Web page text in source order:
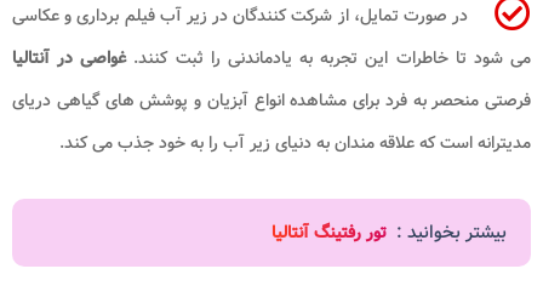
در صورت تمایل، از شرکت کنندگان در زیر آب فیلم برداری و عکاسی
می شود تا خاطرات این تجربه به یادماندنی را ثبت کنند.غواصی در آنتالیا
فرصتی منحصر به فرد برای مشاهده انواع آبزیان و پوشش های گیاهی دریای
مدیترانه است که علاقه مندان به دنیای زیر آب را به خود جذب می کند.
بیشتر بخوانید : تور رفتینگ آنتالیا